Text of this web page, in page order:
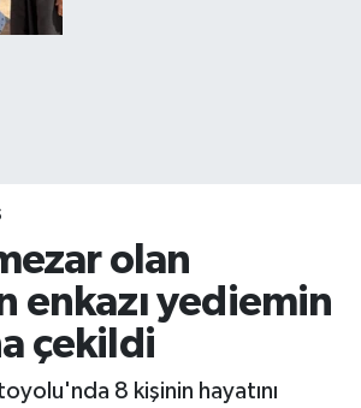
olan
enkazı yediemin
çekildi
8 kişinin hayatını